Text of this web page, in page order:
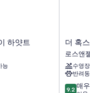
하얏트
능
더
혹
스
턴,
다
운
더 혹
로스앤
수영장
반려
10
9.2 매